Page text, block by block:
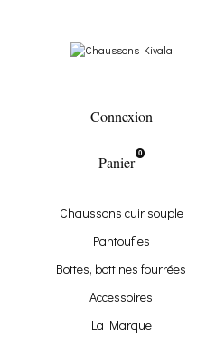
Connexion
Panier 0
Chaussons cuir souple
Pantoufles
Bottes, bottines fourrées
Accessoires
La Marque